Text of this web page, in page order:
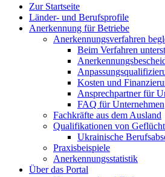
Zur Startseite
Länder- und Berufsprofile
Anerkennung für Betriebe
Anerkennungsverfahren
Beim Verfahren
Kosten und
Ansprechpartner für
FAQ für Unternehmen
Fachkräfte aus dem Ausland
Qualifikationen von
Ukrainische
Praxisbeispiele
Anerkennungsstatistik
Über das Portal